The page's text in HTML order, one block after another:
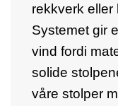
rekkverk eller
Systemet gir
vind fordi
solide
våre stolper